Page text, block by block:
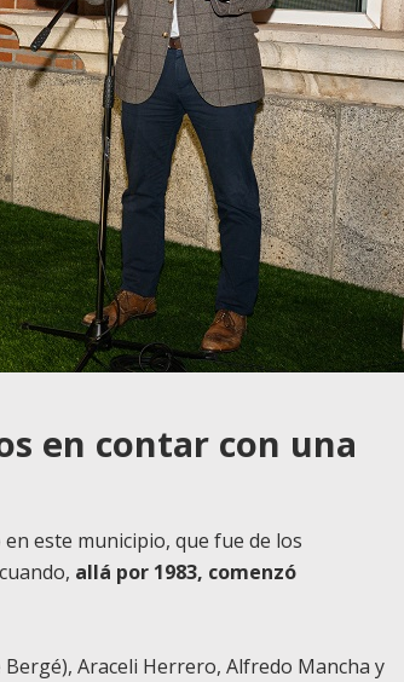
en contar con una
este municipio, que fue de los
allá por 1983, comenzó
Bergé), Araceli Herrero, Alfredo Mancha y